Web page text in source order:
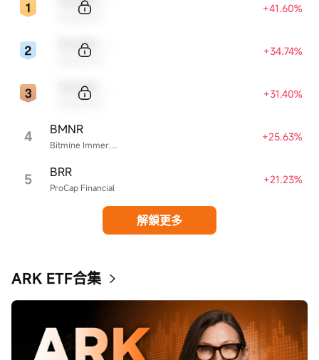
+41.60%
+34.74%
+31.40%
4 Bitmine Immersion Technologies
BMNR +25.63%
5 ProCap Financial
BRR +21.23%
解鎖更多
ARK ETF合集